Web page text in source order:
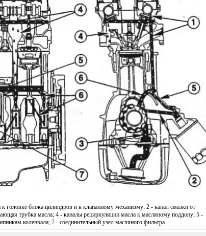
к головке блока цилиндров и к клапанному механизму; 2 - канал смазки от
трубка масла; 4 - каналы рециркуляции масла к масляному поддону; 5 -
коленвала; 7 - соединительный узел масляного фильтра.